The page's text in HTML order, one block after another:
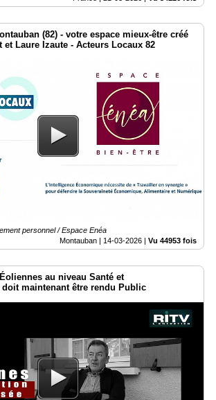
(82) - votre espace mieux-être créé
et Laure Izaute - Acteurs Locaux 82
personnel / Espace Enéa
Montauban | 14-03-2026 | Vu 44953 fois
au niveau Santé et
maintenant être rendu Public